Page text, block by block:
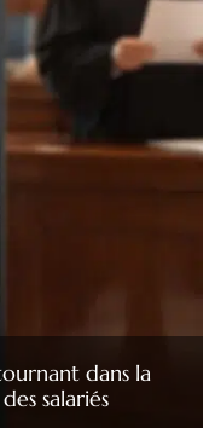
dans la
salariés